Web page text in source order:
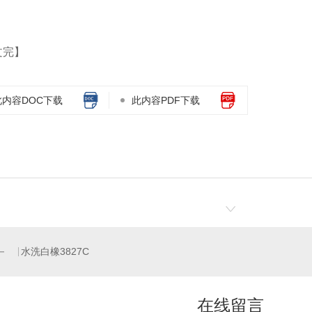
】
内容DOC下载 此内容PDF下载
水洗白橡3827C
在线留言